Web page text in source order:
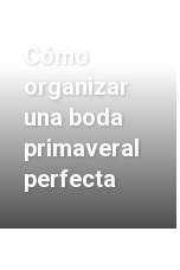
Cómo
organizar
una boda
primaveral
perfecta